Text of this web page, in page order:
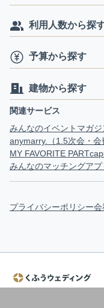
利用人数から探
予算から探す
建物から探す
関連サービス
みんなのイベントマガジ
anymarry.（1.5次会・会
MY FAVORITE PART
みんなのマッチングアプ
プライバシーポリシー会